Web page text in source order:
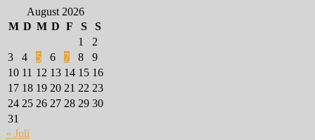
August 2026
M D M D F S
S
1
2
3
4 5 6 7 8
9
10 11 12 13 14 15 16
17 18 19 20 21 22 23
24 25 26 27 28 29 30
31
« Juli